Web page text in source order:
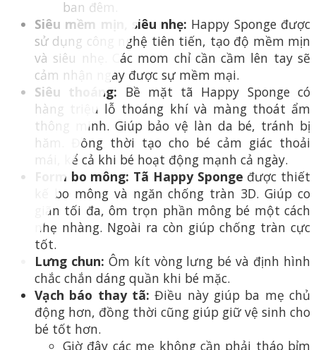
ban đêm.
Siêu mềm mịn, siêu nhẹ: Happy Sponge được
sử dụng công nghệ tiên tiến, tạo độ mềm mịn
và siêu nhẹ. Các mom chỉ cần cầm lên tay sẽ
cảm nhận ngay được sự mềm mại.
Siêu thoáng: Bề mặt tã Happy Sponge có
hàng triệu lỗ thoáng khí và màng thoát ẩm
thông minh. Giúp bảo vệ làn da bé, tránh bị
hăm. Đồng thời tạo cho bé cảm giác thoải
mái, kể cả khi bé hoạt động mạnh cả ngày.
Form bo mông: Tã Happy Sponge được thiết
kế bo mông và ngăn chống tràn 3D. Giúp co
giãn tối đa, ôm trọn phần mông bé một cách
nhẹ nhàng. Ngoài ra còn giúp chống tràn cực
tốt.
Lưng chun: Ôm kít vòng lưng bé và định hình
chắc chắn dáng quần khi bé mặc.
Vạch báo thay tã: Điều này giúp ba mẹ chủ
động hơn, đồng thời cũng giúp giữ vệ sinh cho
bé tốt hơn.
Giờ đây các mẹ không cần phải tháo bỉm